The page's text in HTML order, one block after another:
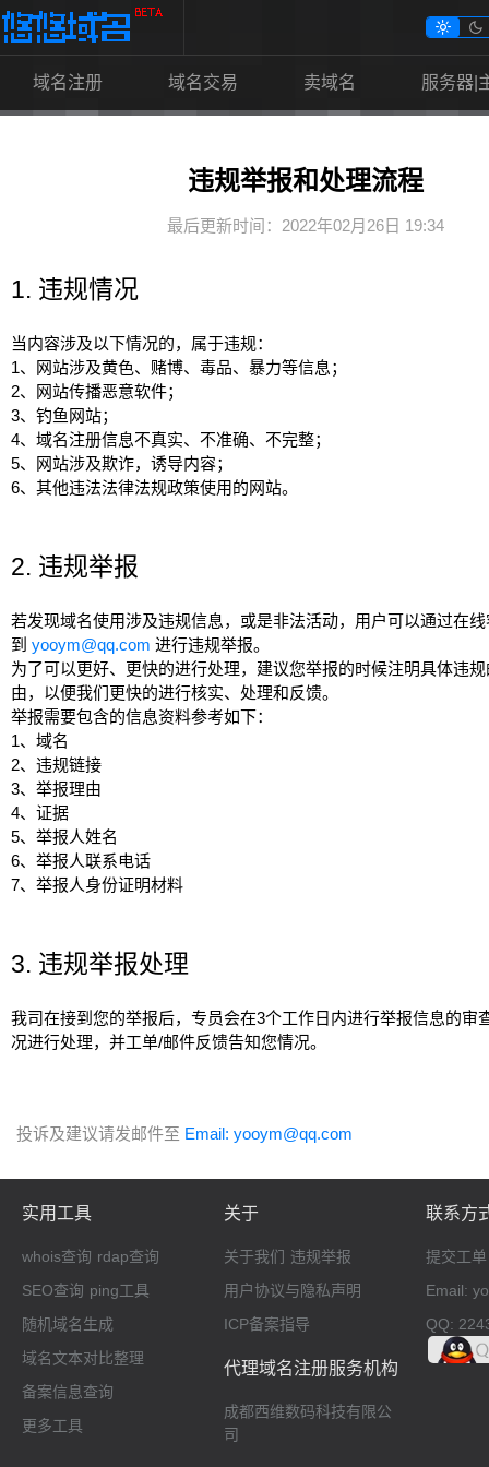
域名注册 域名交易 卖域名 服务器|
 
违规举报和处理流程
最后更新时间：2022年02月26日 19:34
1. 违规情况
当内容涉及以下情况的，属于违规：
1、网站涉及黄色、赌博、毒品、暴力等信息；
2、网站传播恶意软件；
3、钓鱼网站；
4、域名注册信息不真实、不准确、不完整；
5、网站涉及欺诈，诱导内容；
6、其他违法法律法规政策使用的网站。
2. 违规举报
若发现域名使用涉及违规信息，或是非法活动，用户可以通过在
到 yooym@qq.com 进行违规举报。
为了可以更好、更快的进行处理，建议您举报的时候注明具体违
由，以便我们更快的进行核实、处理和反馈。
举报需要包含的信息资料参考如下：
1、域名
2、违规链接
3、举报理由
4、证据
5、举报人姓名
6、举报人联系电话
7、举报人身份证明材料
3. 违规举报处理
我司在接到您的举报后，专员会在3个工作日内进行举报信息的审
况进行处理，并工单/邮件反馈告知您情况。
投诉及建议请发邮件至 Email: yooym@qq.com
实用工具
whois查询 rdap查询
SEO查询 ping工具
随机域名生成
域名文本对比整理
备案信息查询
更多工具
关于
关于我们 违规举报
用户协议与隐私声明
ICP备案指导
代理域名注册服务机构
成都西维数码科技有限公
司
联系方
提交工单
Email:
QQ: